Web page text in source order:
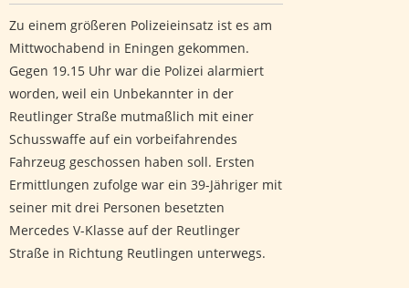
Zu einem größeren Polizeieinsatz ist es am
Mittwochabend in Eningen gekommen.
Gegen 19.15 Uhr war die Polizei alarmiert
worden, weil ein Unbekannter in der
Reutlinger Straße mutmaßlich mit einer
Schusswaffe auf ein vorbeifahrendes
Fahrzeug geschossen haben soll. Ersten
Ermittlungen zufolge war ein 39-Jähriger mit
seiner mit drei Personen besetzten
Mercedes V-Klasse auf der Reutlinger
Straße in Richtung Reutlingen unterwegs.